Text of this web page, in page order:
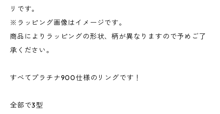
リです。
※ラッピング画像はイメージです。
商品によりラッピングの形状、柄が異なりますので予めご了
承ください。
すべてプラチナ900仕様のリングです！
全部で3型